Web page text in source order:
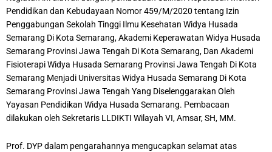
Pendidikan dan Kebudayaan Nomor 459/M/2020 tentang Izin
Penggabungan Sekolah Tinggi Ilmu Kesehatan Widya Husada
Semarang Di Kota Semarang, Akademi Keperawatan Widya Husada
Semarang Provinsi Jawa Tengah Di Kota Semarang, Dan Akademi
Fisioterapi Widya Husada Semarang Provinsi Jawa Tengah Di Kota
Semarang Menjadi Universitas Widya Husada Semarang Di Kota
Semarang Provinsi Jawa Tengah Yang Diselenggarakan Oleh
Yayasan Pendidikan Widya Husada Semarang. Pembacaan
dilakukan oleh Sekretaris LLDIKTI Wilayah VI, Amsar, SH, MM.
Prof. DYP dalam pengarahannya mengucapkan selamat atas